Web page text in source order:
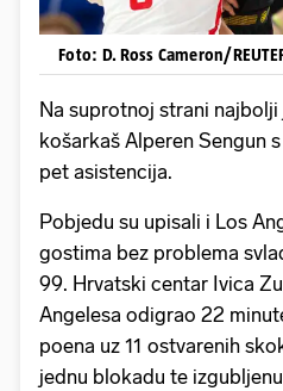
Foto: D. Ross Cameron/
Na suprotnoj strani
košarkaš Alperen Sengun
pet asistencija.
Pobjedu su upisali i Los
gostima bez problema
99. Hrvatski centar Ivica
Angelesa odigrao 22
poena uz 11 ostvarenih
jednu blokadu te